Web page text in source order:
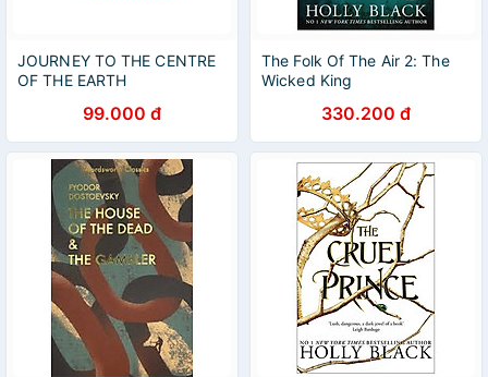
JOURNEY TO THE CENTRE
OF THE EARTH
99.000 đ
The Folk Of The Air 2: The
Wicked King
330.200 đ